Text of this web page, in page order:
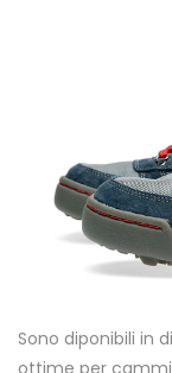
Sono diponibili in
ottime per